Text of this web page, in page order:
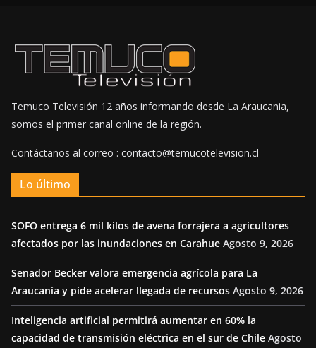
Temuco Televisión 12 años informando desde La Araucania,
somos el primer canal online de la región.
Contáctanos al correo : contacto@temucotelevision.cl
Lo último
SOFO entrega 6 mil kilos de avena forrajera a agricultores
afectados por las inundaciones en Carahue Agosto 9, 2026
Senador Becker valora emergencia agrícola para La
Araucanía y pide acelerar llegada de recursos Agosto 9, 2026
Inteligencia artificial permitirá aumentar en 60% la
capacidad de transmisión eléctrica en el sur de Chile Agosto